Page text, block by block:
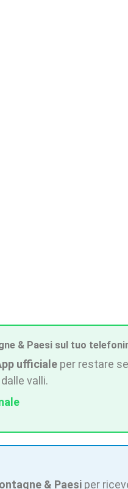
& Paesi sul tuo
ufficiale per restare
valli.
& Paesi per